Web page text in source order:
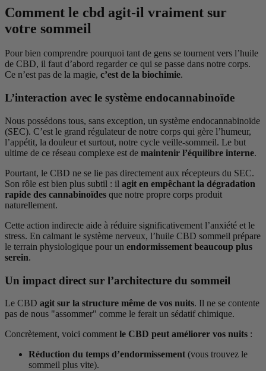
(9 avis)
Comment le cbd agit-il vraiment sur
votre sommeil
Pour bien comprendre pourquoi tant de gens se tournent vers l’huile
de CBD, il faut d’abord regarder ce qui se passe dans notre corps.
Ce n’est pas de la magie, c’est de la biochimie.
L’interaction avec le système endocannabinoïde
Nous possédons tous, sans exception, un système endocannabinoïde
(SEC). C’est le grand régulateur de notre corps qui gère l’humeur,
l’appétit, la douleur et surtout, notre cycle veille-sommeil. Le but
ultime de ce réseau complexe est de maintenir l’équilibre interne.
Pourtant, le CBD ne se lie pas directement aux récepteurs du SEC.
Son rôle est bien plus subtil : il agit en empêchant la dégradation
rapide des cannabinoïdes que notre propre corps produit
naturellement.
Cette action indirecte aide à réduire significativement l’anxiété et le
stress. En calmant le système nerveux, l’huile CBD sommeil prépare
le terrain physiologique pour un endormissement beaucoup plus
serein.
Un impact direct sur l’architecture du sommeil
Le CBD agit sur la structure même de vos nuits. Il ne se contente
pas de nous "assommer" comme le ferait un sédatif chimique.
Concrètement, voici comment le CBD peut améliorer vos nuits :
Réduction du temps d’endormissement (vous trouvez le
sommeil plus vite).